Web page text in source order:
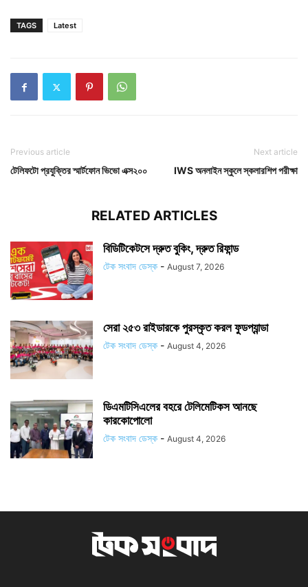
TAGS Latest
Previous article
টেলিফটো প্রযুক্তির স্মার্টফোন ভিভো এক্স২০০
Next article
IWS অনলাইন স্কুলে স্কলারশিপ পরীক্ষা
RELATED ARTICLES
বিডিটিকেটসে দ্রুত বুকিং, দ্রুত রিফান্ড
টেক সংবাদ ডেস্ক - August 7, 2026
সেরা ২৫৩ রাইডারকে পুরস্কৃত করল ফুডপ্যান্ডা
টেক সংবাদ ডেস্ক - August 4, 2026
ডিএমটিসিএলের বহরে টেলিমেটিকস আনছে
কারকোপোলো
টেক সংবাদ ডেস্ক - August 4, 2026